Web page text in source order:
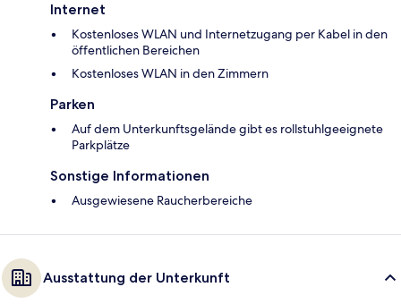
Internet
Kostenloses WLAN und Internetzugang per Kabel in den
öffentlichen Bereichen
Kostenloses WLAN in den Zimmern
Parken
Auf dem Unterkunftsgelände gibt es rollstuhlgeeignete
Parkplätze
Sonstige Informationen
Ausgewiesene Raucherbereiche
Ausstattung der Unterkunft